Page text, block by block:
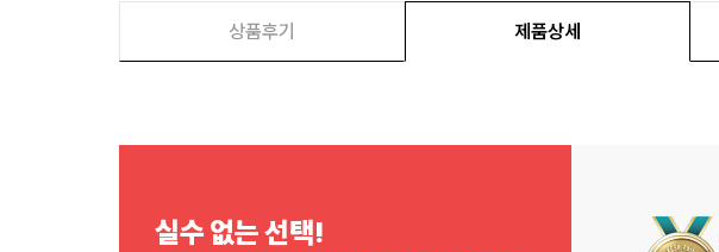
상품후기 제품상세
실수 없는 선택!